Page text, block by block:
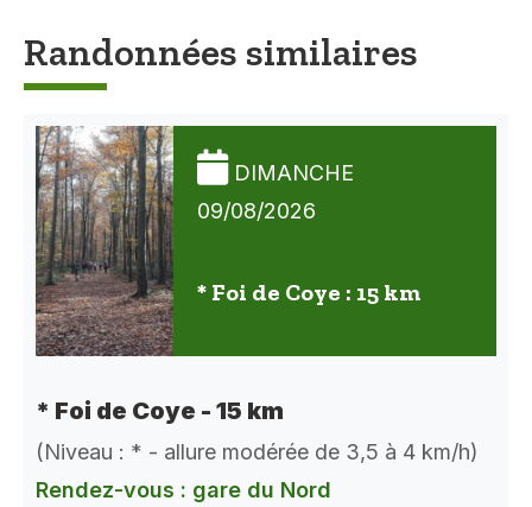
Randonnées similaires
DIMANCHE
09/08/2026
* Foi de Coye : 15 km
* Foi de Coye - 15 km
(Niveau : * - allure modérée de 3,5 à 4 km/h)
Rendez-vous : gare du Nord